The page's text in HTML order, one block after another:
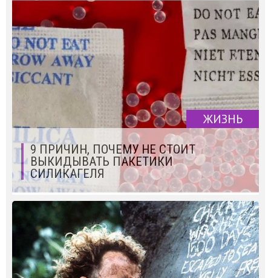
ЖИЗНЬ
9 ПРИЧИН, ПОЧЕМУ НЕ СТОИТ
ВЫКИДЫВАТЬ ПАКЕТИКИ
СИЛИКАГЕЛЯ